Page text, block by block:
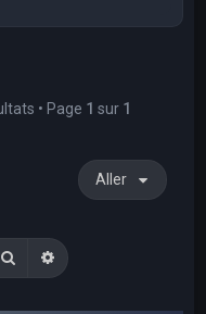
• Page 1 sur 1
Aller
RechercherRecherche avancée